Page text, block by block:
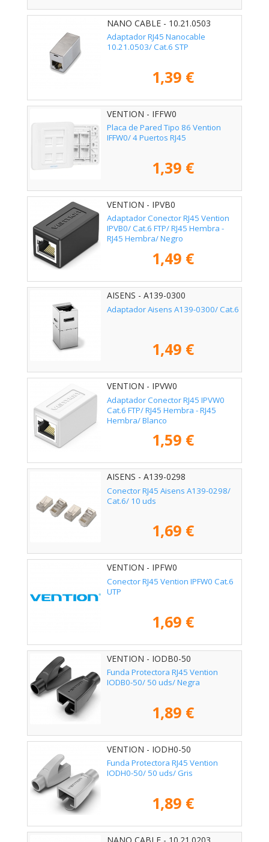
NANO CABLE - 10.21.0503
Adaptador RJ45 Nanocable
10.21.0503/ Cat.6 STP
1,39 €
VENTION - IFFW0
Placa de Pared Tipo 86 Vention
IFFW0/ 4 Puertos RJ45
1,39 €
VENTION - IPVB0
Adaptador Conector RJ45 Vention
IPVB0/ Cat.6 FTP/ RJ45 Hembra -
RJ45 Hembra/ Negro
1,49 €
AISENS - A139-0300
Adaptador Aisens A139-0300/ Cat.6
1,49 €
VENTION - IPVW0
Adaptador Conector RJ45 IPVW0
Cat.6 FTP/ RJ45 Hembra - RJ45
Hembra/ Blanco
1,59 €
AISENS - A139-0298
Conector RJ45 Aisens A139-0298/
Cat.6/ 10 uds
1,69 €
VENTION - IPFW0
Conector RJ45 Vention IPFW0 Cat.6
UTP
1,69 €
VENTION - IODB0-50
Funda Protectora RJ45 Vention
IODB0-50/ 50 uds/ Negra
1,89 €
VENTION - IODH0-50
Funda Protectora RJ45 Vention
IODH0-50/ 50 uds/ Gris
1,89 €
NANO CABLE - 10.21.0203